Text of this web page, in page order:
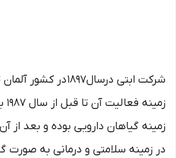
شرکت ابتی درسال1897
زمینه گیاهان دارویی بوده و بعد
در زمینه سلامتی و درمانی به صورت